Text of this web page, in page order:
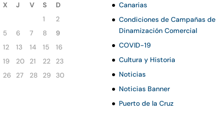
X J V S
D
1
2
5 6 7 8
9
12 13 14 15
16
19 20 21 22
23
26 27 28 29
30
Canarias
Condiciones de Campañas de
Dinamización Comercial
COVID-19
Cultura y Historia
Noticias
Noticias Banner
Puerto de la Cruz